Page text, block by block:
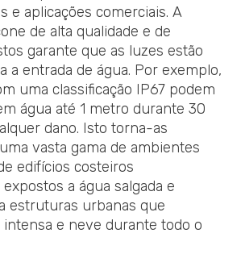
e aplicações comerciais. A
de alta qualidade e de
garante que as luzes estão
a entrada de água. Por exemplo,
uma classificação IP67 podem
água até 1 metro durante 30
dano. Isto torna-as
vasta gama de ambientes
edifícios costeiros
a água salgada e
estruturas urbanas que
e neve durante todo o